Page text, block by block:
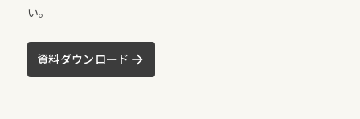
い。
資料ダウンロード